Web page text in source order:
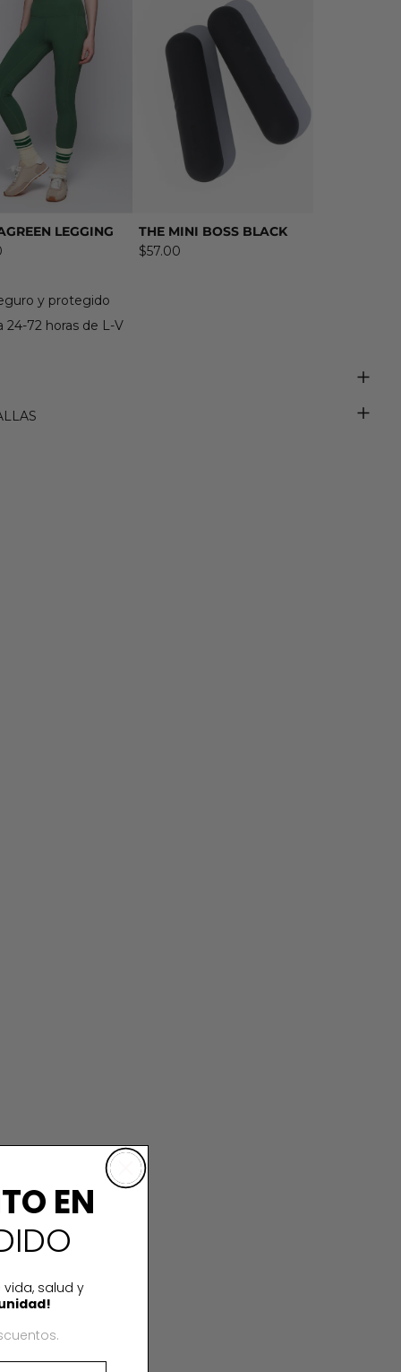
LEGGING
THE MINI BOSS BLACK
$57.00
y protegido
24-72 horas de L-V
EN
salud y